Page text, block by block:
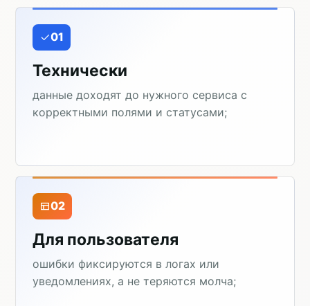
01
Технически
данные доходят до нужного сервиса с
корректными полями и статусами;
02
Для пользователя
ошибки фиксируются в логах или
уведомлениях, а не теряются молча;